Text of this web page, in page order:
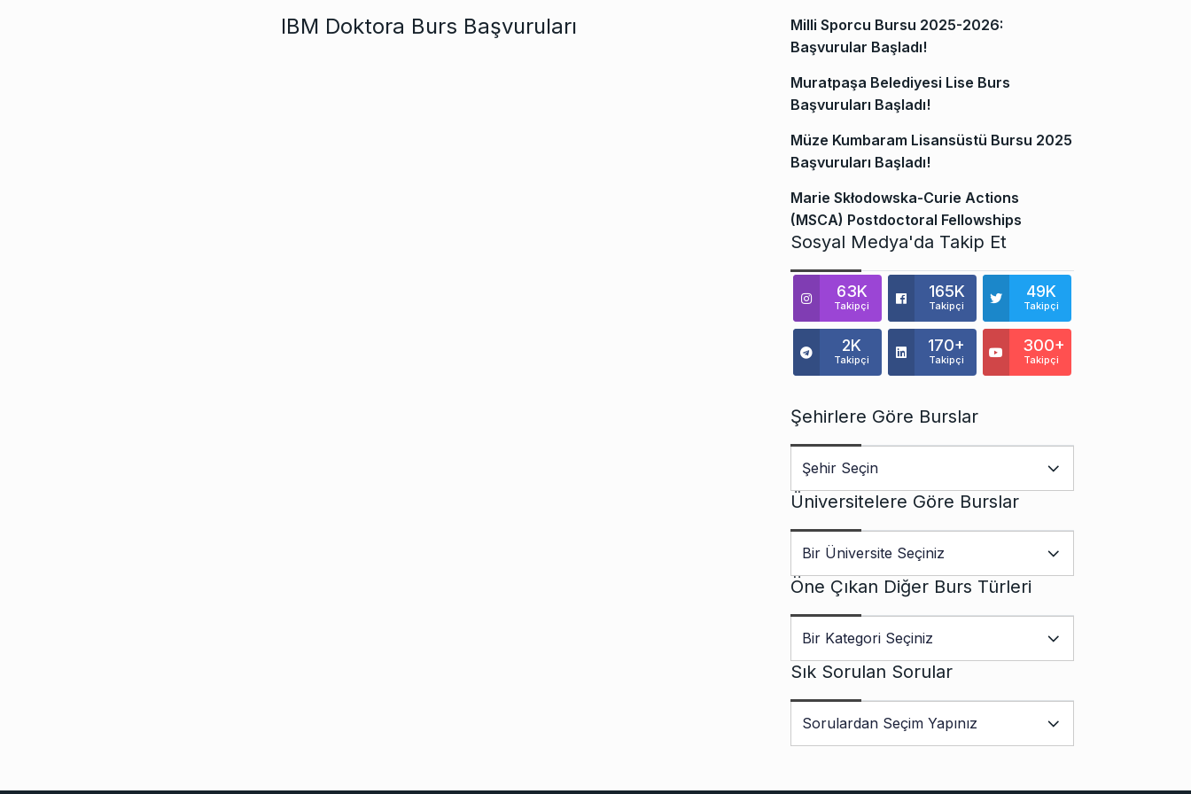
IBM Doktora Burs Başvuruları
Milli Sporcu Bursu 2025-2026:
Başvurular Başladı!
Muratpaşa Belediyesi Lise Burs
Başvuruları Başladı!
Müze Kumbaram Lisansüstü Bursu 2025
Başvuruları Başladı!
Marie Skłodowska-Curie Actions
(MSCA) Postdoctoral Fellowships
Sosyal Medya'da Takip Et
63K
Takipçi
165K
Takipçi
49K
Takipçi
2K
Takipçi
170+
Takipçi
300+
Takipçi
Şehirlere Göre Burslar
Üniversitelere Göre Burslar
Öne Çıkan Diğer Burs Türleri
Sık Sorulan Sorular